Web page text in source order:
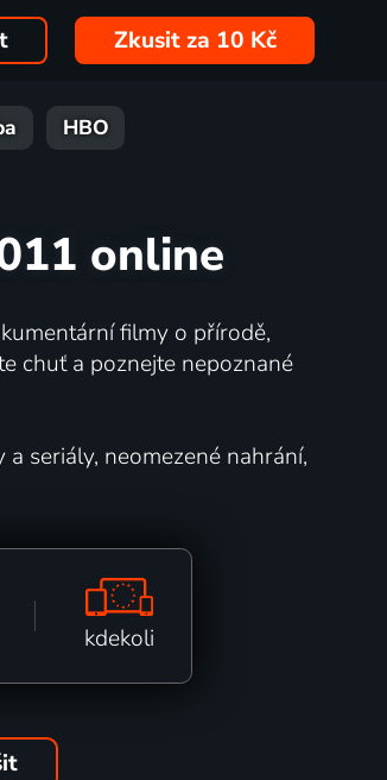
Zkusit za 10 Kč
HBO
online
filmy o přírodě,
chuť a poznejte nepoznané
seriály, neomezené nahrání,
kdekoli